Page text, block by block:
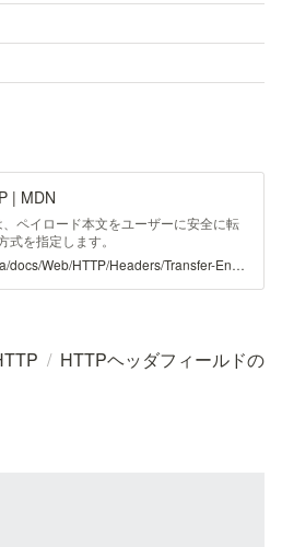
| MDN
ペイロード本文をユーザーに安全に転
を指定します。
https://developer.mozilla.org/ja/docs/Web/HTTP/Headers/Transfer-Encoding
/ HTTPヘッダフィールドの